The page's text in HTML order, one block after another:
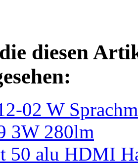
diesen
02 W
3W 280lm
50 alu HDMI